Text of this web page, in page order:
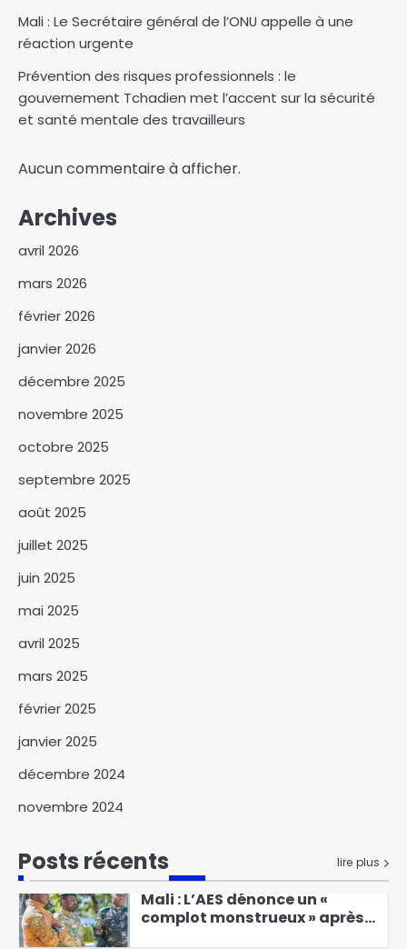
Mali : Le Secrétaire général de l’ONU appelle à une
réaction urgente
Prévention des risques professionnels : le
gouvernement Tchadien met l’accent sur la sécurité
et santé mentale des travailleurs
Aucun commentaire à afficher.
Archives
avril 2026
mars 2026
février 2026
janvier 2026
décembre 2025
novembre 2025
octobre 2025
septembre 2025
août 2025
juillet 2025
juin 2025
mai 2025
avril 2025
mars 2025
février 2025
janvier 2025
décembre 2024
novembre 2024
Posts récents lire plus
3
4
5
6
et ses activités illégales
Mali : L’AES dénonce un «
complot monstrueux » après